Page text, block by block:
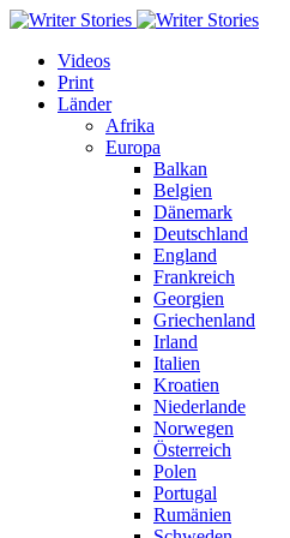
Videos
Print
Länder
Afrika
Europa
Balkan
Belgien
Dänemark
Deutschland
England
Frankreich
Georgien
Griechenland
Irland
Italien
Kroatien
Niederlande
Norwegen
Österreich
Polen
Portugal
Rumänien